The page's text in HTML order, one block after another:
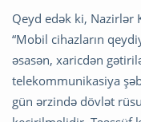
Qeyd edək ki, Nazirlər
“Mobil cihazların
əsasən, xaricdən
telekommunikasiya
gün ərzində dövlət